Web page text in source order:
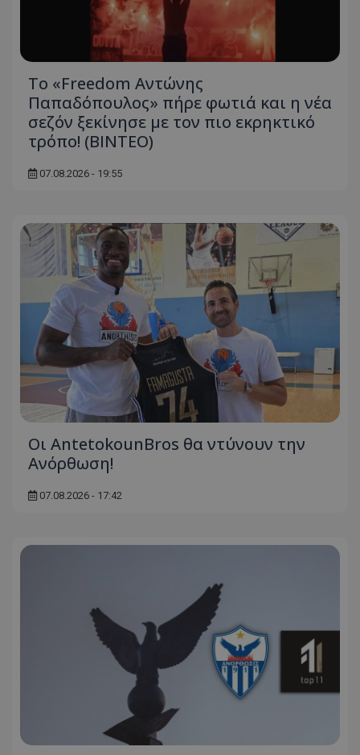
Το «Freedom Αντώνης
Παπαδόπουλος» πήρε φωτιά και η νέα
σεζόν ξεκίνησε με τον πιο εκρηκτικό
τρόπο! (ΒΙΝΤΕΟ)
07.08.2026 - 19:55
Οι AntetokounBros θα ντύνουν την
Ανόρθωση!
07.08.2026 - 17:42